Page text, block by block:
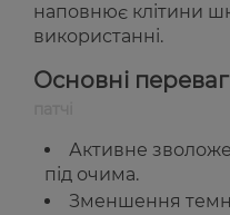
наповнює клітини
використанні.
Основні
Активне
під очима.
Зменшення